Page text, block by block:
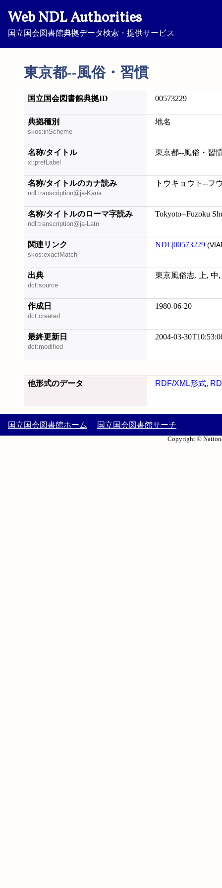
Web NDL Authorities
国立国会図書館典拠データ検索・提供サービス
東京都--風俗・習慣
国立国会図書館典拠ID 00573229
典拠種別
skos:inScheme
地名
名称/タイトル
xl:prefLabel
東京都--風俗・習
名称/タイトルのカナ読み
ndl:transcription@ja-Kana
トウキョウト--フ
名称/タイトルのローマ字読み
ndl:transcription@ja-Latn
Tokyoto--Fuzoku
関連リンク
skos:exactMatch
NDL|00573229
出典
dct:source
東京風俗志. 上, 中
作成日
dct:created
1980-06-20
最終更新日
dct:modified
2004-03-
他形式のデータ RDF/XML形式,
国立国会図書館ホーム 国立国会図書館サーチ
Copyright ©